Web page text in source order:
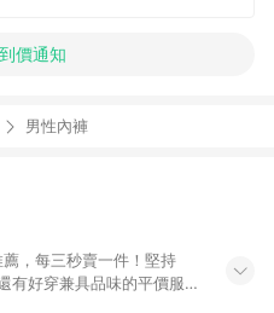
價通知
男性內褲
，每三秒賣一件！堅持
有好穿兼具品味的平價服